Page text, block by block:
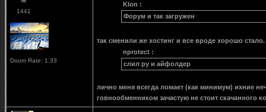
1441
Doom Rate: 1.33
Klon :
Форум и так загружен
так сменили же хостинг и все вроде хорошо
nprotect :
слил ру и айфолдер
лично меня всегда ломает (как минимум) ихние
говнообменником зачастую не стоит скачанного